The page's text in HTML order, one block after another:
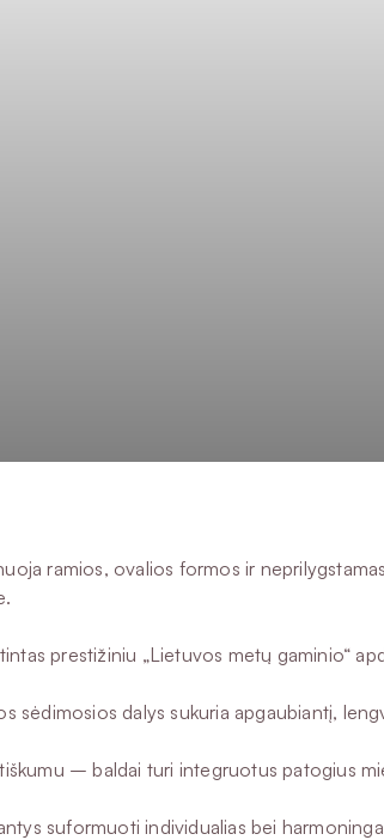
ramios, ovalios formos ir
prestižiniu „Lietuvos metų gaminio“
sėdimosios dalys sukuria apgaubiantį,
– baldai turi integruotus patogius
suformuoti individualias bei